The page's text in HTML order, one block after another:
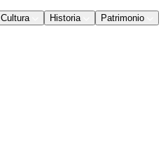
Cultura Historia
Patrimonio